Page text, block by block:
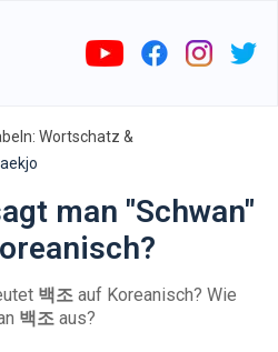
Wortschatz &
man "Schwan"
백조 auf Koreanisch? Wie
백조 aus?